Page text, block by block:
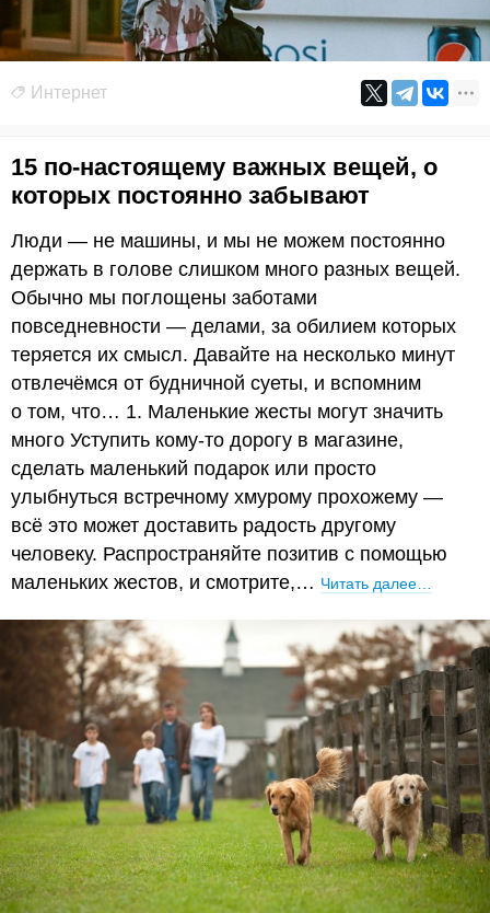
Интернет
15 по-настоящему важных вещей, о
которых постоянно забывают
Люди — не машины, и мы не можем постоянно
держать в голове слишком много разных вещей.
Обычно мы поглощены заботами
повседневности — делами, за обилием которых
теряется их смысл. Давайте на несколько минут
отвлечёмся от будничной суеты, и вспомним
о том, что… 1. Маленькие жесты могут значить
много Уступить кому-то дорогу в магазине,
сделать маленький подарок или просто
улыбнуться встречному хмурому прохожему —
всё это может доставить радость другому
человеку. Распространяйте позитив с помощью
маленьких жестов, и смотрите,… Читать далее…